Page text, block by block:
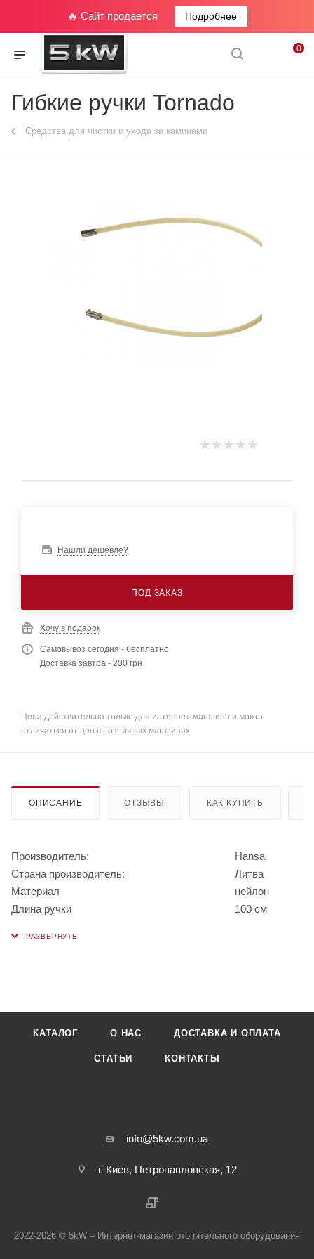
🔥 Сайт продается Подробнее
0
Гибкие ручки Tornado
Средства для чистки и ухода за каминами
Нашли дешевле?
ПОД ЗАКАЗ
Хочу в подарок
Самовывоз сегодня - бесплатно
Доставка завтра - 200 грн
Цена действительна только для интернет-магазина и может
отличаться от цен в розничных магазинах
ОПИСАНИЕ ОТЗЫВЫ КАК КУПИТЬ
Производитель:
Hansa
Страна производитель:
Литва
Материал
нейлон
Длина ручки
100 см
КАТАЛОГ О НАС ДОСТАВКА И ОПЛАТА
СТАТЬИ КОНТАКТЫ
info@5kw.com.ua
г. Киев, Петропавловская, 12
2022-2026 © 5kW – Интернет-магазин отопительного оборудования